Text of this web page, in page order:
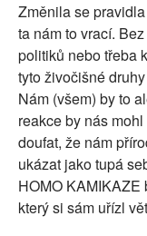
Změnila se
ta nám to vrací.
politiků nebo třeba
tyto živočišné
Nám (všem) by to
reakce by nás
doufat, že nám
ukázat jako tupá
HOMO
který si sám uřízl